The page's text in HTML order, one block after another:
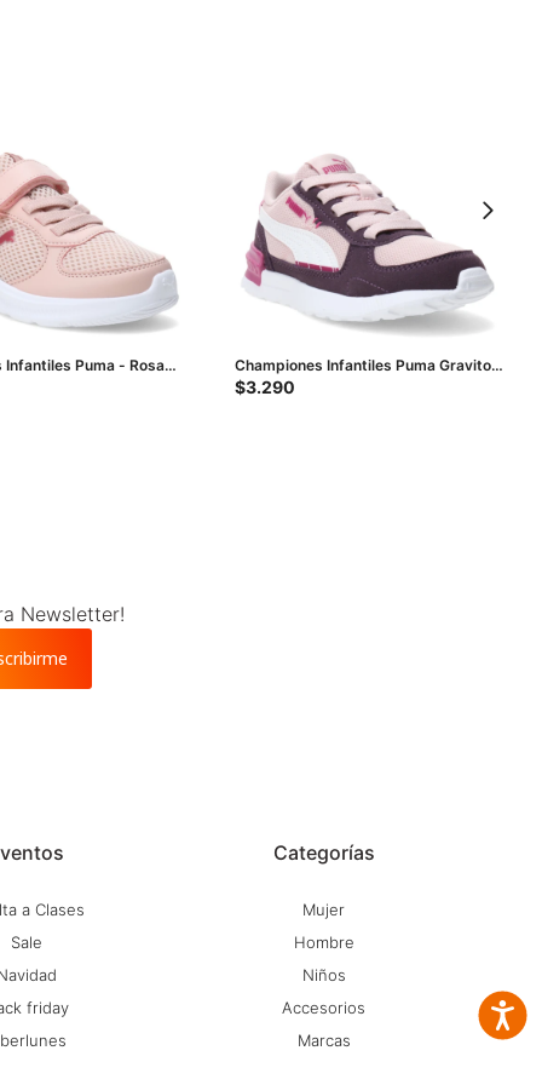
Infantiles Puma - Rosa
Championes Infantiles Puma Graviton
AC - Rosado - Violeta - Fucsia
$3.290
a Clases
Sale
friday
Categorías
Mujer
Hombre
Niños
Accesorios
Marcas
Newsletter!